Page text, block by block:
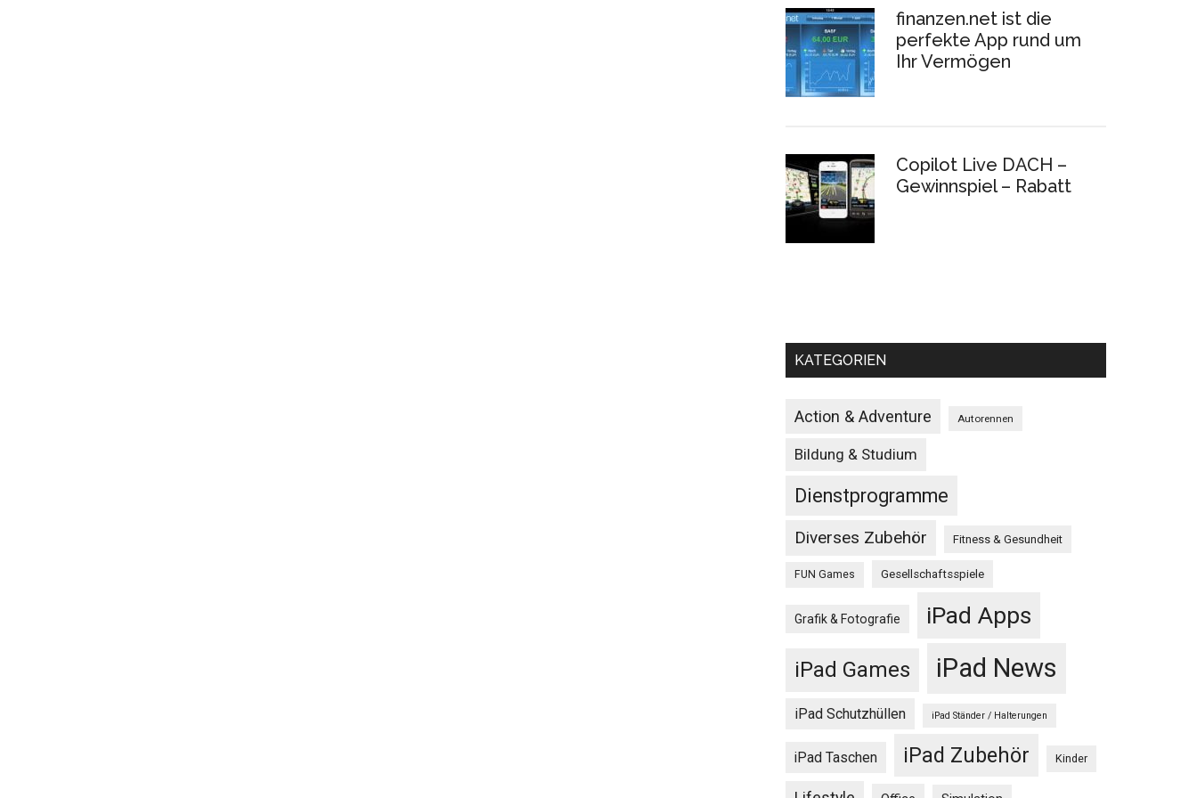
finanzen.net ist die
perfekte App rund um
Ihr Vermögen
Copilot Live DACH –
Gewinnspiel – Rabatt
KATEGORIEN
Action & Adventure Autorennen
Bildung & Studium
Dienstprogramme
Diverses Zubehör Fitness & Gesundheit
FUN Games Gesellschaftsspiele
Grafik & Fotografie iPad Apps
iPad Games iPad News
iPad Schutzhüllen iPad Ständer / Halterungen
iPad Taschen iPad Zubehör Kinder